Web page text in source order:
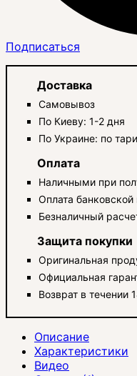
Подписаться
Доставка
Самовывоз
По Киеву: 1-2 дня
По Украине: по
Оплата
Наличными при
Оплата банковской
Безналичный
Защита покупки
Оригинальная
Официальная
Возврат в течении
Описание
Характеристики
Видео